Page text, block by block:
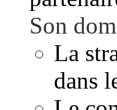
Son
La
dans